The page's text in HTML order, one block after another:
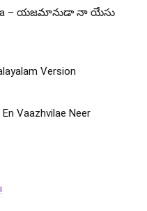
– యజమానుడా నా యేసు
Version
Vaazhvilae Neer